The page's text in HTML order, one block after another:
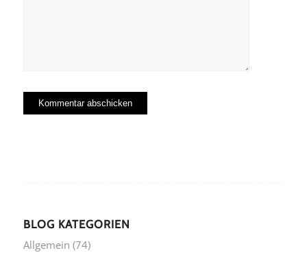
BLOG KATEGORIEN
Allgemein (74)